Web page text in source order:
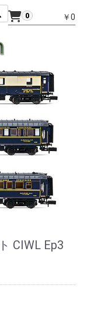
0 ￥0
CIWL Ep3